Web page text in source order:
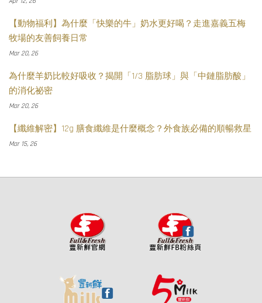
【動物福利】為什麼「快樂的牛」奶水更好喝？走進嘉義五梅
牧場的友善飼養日常
Mar 20, 26
為什麼羊奶比較好吸收？揭開「1/3 脂肪球」與「中鏈脂肪酸」
的消化祕密
Mar 20, 26
【纖維解密】12g 膳食纖維是什麼概念？外食族必備的順暢救星
Mar 15, 26